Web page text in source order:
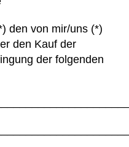
den von mir/uns (*)
den Kauf der
der folgenden